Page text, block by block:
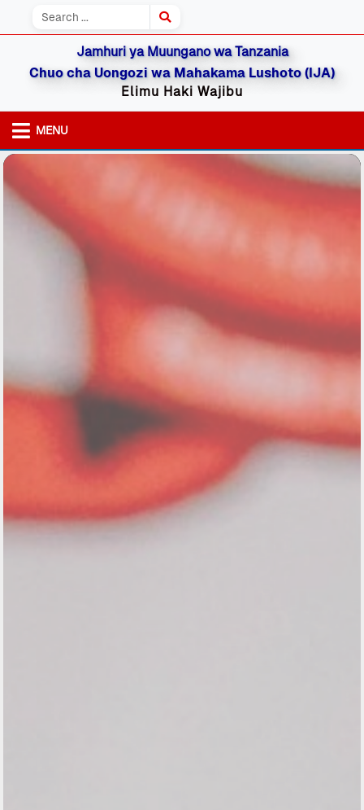
Jamhuri ya Muungano wa Tanzania
Chuo cha Uongozi wa Mahakama Lushoto (IJA)
Elimu Haki Wajibu
MENU